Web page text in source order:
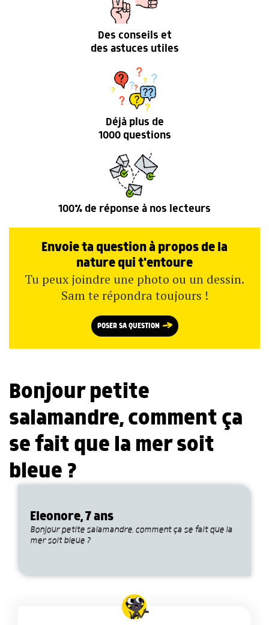
Des conseils et
des astuces utiles
Déjà plus de
1000 questions
100% de réponse à nos lecteurs
Envoie ta question à propos de la
nature qui t'entoure
Tu peux joindre une photo ou un dessin.
Sam te répondra toujours !
POSER SA QUESTION
Bonjour petite
salamandre, comment ça
se fait que la mer soit
bleue ?
Eleonore, 7 ans
Bonjour petite salamandre, comment ça se fait que la
mer soit bleue ?